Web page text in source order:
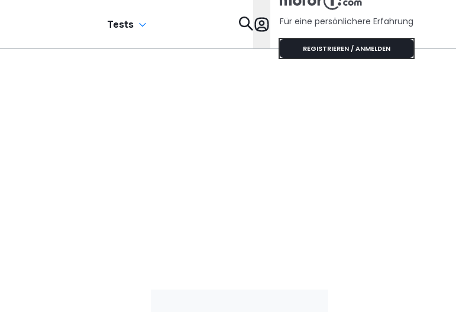
Tests Specials
Für eine persönlichere Erfahrung
REGISTRIEREN / ANMELDEN